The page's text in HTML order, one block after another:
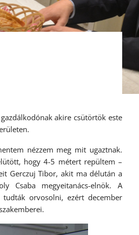
akire csütörtök este
nézzem meg mit ugaztnak.
hogy 4-5 métert repültem –
Gerczuj Tibor, akit ma délután a
Csaba megyeitanács-elnök. A
orvosolni, ezért december